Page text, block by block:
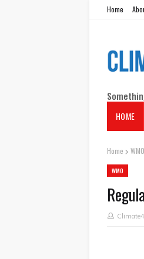
Home
HOME
Home WMO
WMO